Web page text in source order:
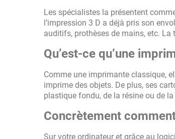
Les spécialistes la présentent
l’impression 3 D a déjà pris son
auditifs, prothèses de mains, etc. La
Qu’est-ce qu’une
Comme une imprimante classique,
imprime des objets. De plus, ses
plastique fondu, de la résine ou de la
Concrètement
Sur votre ordinateur et grâce au